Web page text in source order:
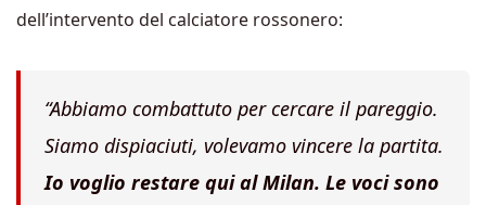
dell’intervento del calciatore rossonero:
“Abbiamo combattuto per cercare il pareggio.
Siamo dispiaciuti, volevamo vincere la partita.
Io voglio restare qui al Milan. Le voci sono